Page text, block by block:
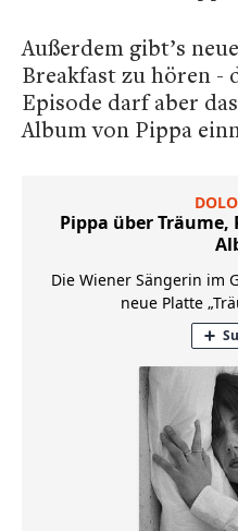
Außerdem gibt’s
Breakfast zu hören -
Episode darf aber
Album von Pippa